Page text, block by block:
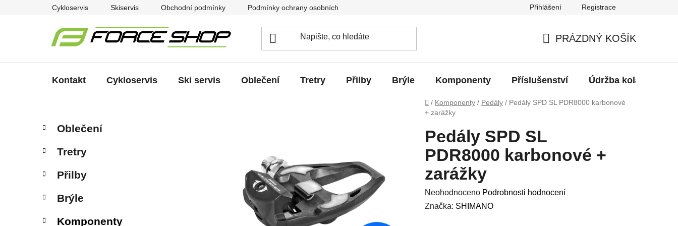
Cykloservis Skiservis Obchodní podmínky Podmínky ochrany osobních údajů Přihlášení Registrace
KOŠÍK
PRÁZDNÝ KOŠÍK
Kontakt Cykloservis Ski servis Oblečení Tretry Přilby Brýle Komponenty Příslušenství Údržba kola
Domů
/ Komponenty / Pedály / Pedály SPD SL PDR8000 karbonové
+ zarážky
P
s
r
n
n
kategorie
a
e
o
i
Oblečení
Tretry
Přilby
Brýle
Komponenty
Pedály SPD SL
PDR8000 karbonové +
zarážky
Průměrné
hodnocení
Neohodnoceno Podrobnosti hodnocení
Značka: SHIMANO